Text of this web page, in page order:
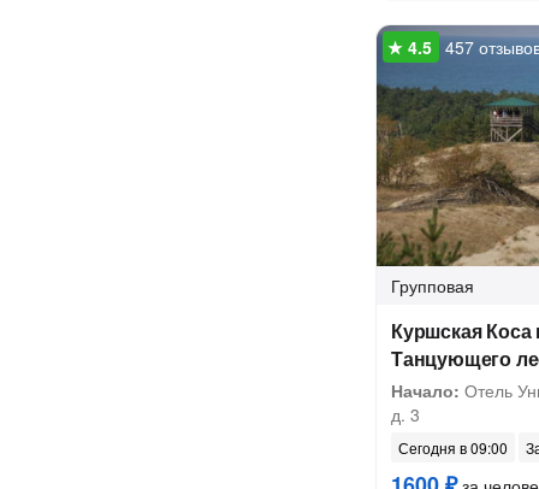
457
Групповая
Куршская Коса
Танцующего
Начало: Отель
д. 3
Сегодня в 09:00